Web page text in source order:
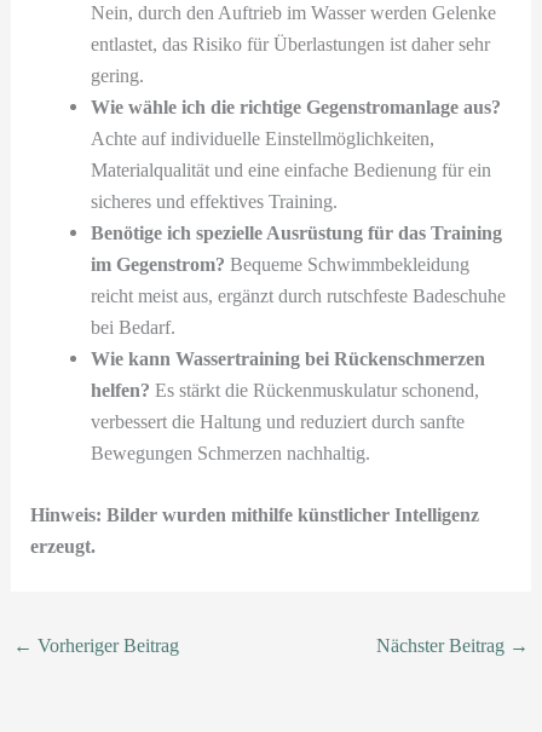
Nein, durch den Auftrieb im Wasser werden Gelenke
entlastet, das Risiko für Überlastungen ist daher sehr
gering.
Wie wähle ich die richtige Gegenstromanlage aus?
Achte auf individuelle Einstellmöglichkeiten,
Materialqualität und eine einfache Bedienung für ein
sicheres und effektives Training.
Benötige ich spezielle Ausrüstung für das Training
im Gegenstrom? Bequeme Schwimmbekleidung
reicht meist aus, ergänzt durch rutschfeste Badeschuhe
bei Bedarf.
Wie kann Wassertraining bei Rückenschmerzen
helfen? Es stärkt die Rückenmuskulatur schonend,
verbessert die Haltung und reduziert durch sanfte
Bewegungen Schmerzen nachhaltig.
Hinweis: Bilder wurden mithilfe künstlicher Intelligenz
erzeugt.
← Vorheriger Beitrag Nächster Beitrag →